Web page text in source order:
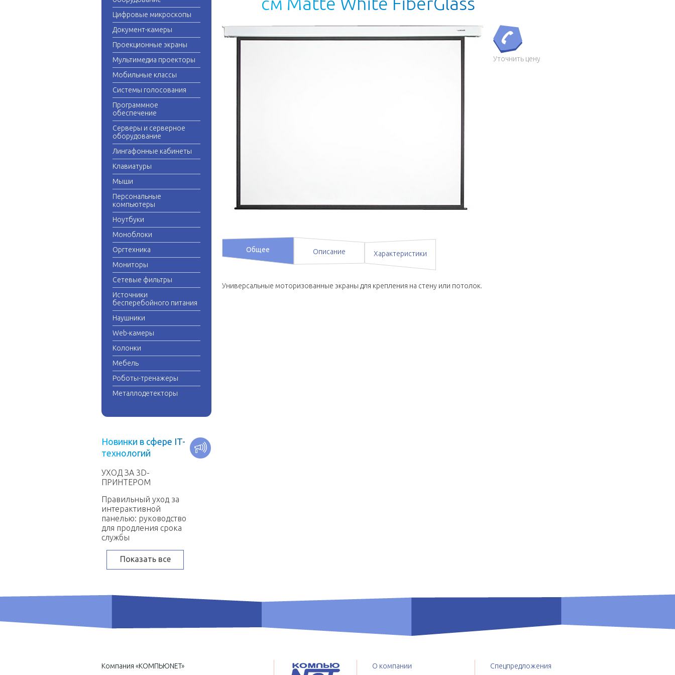
Цифровые микроскопы
Документ-камеры
Проекционные экраны
Мультимедиа проекторы
Мобильные классы
Системы голосования
Программное
обеспечение
Серверы и серверное
оборудование
Лингафонные кабинеты
Клавиатуры
Мыши
Персональные
компьютеры
Ноутбуки
Моноблоки
Оргтехника
Мониторы
Сетевые фильтры
Источники
бесперебойного питания
Наушники
Web-камеры
Колонки
Мебель
Роботы-тренажеры
Металлодетекторы
Новинки в сфере IT-
технологий
УХОД ЗА 3D-
ПРИНТЕРОМ
Правильный уход за
интерактивной
панелью: руководство
для продления срока
службы
Показать все
Уточнить цену
Общее Описание Характеристики
Универсальные моторизованные экраны для крепления на стену или потолок.
Компания «КОМПЬЮNET» О компании Спецпредложения